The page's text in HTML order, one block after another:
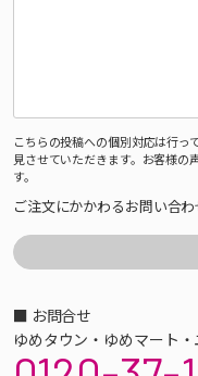
こちらの投稿への個別対応は行っ
見させていただきます。お客様の
す。
ご注文にかかわるお問い合わ
■ お問合せ
ゆめタウン・ゆめマート・